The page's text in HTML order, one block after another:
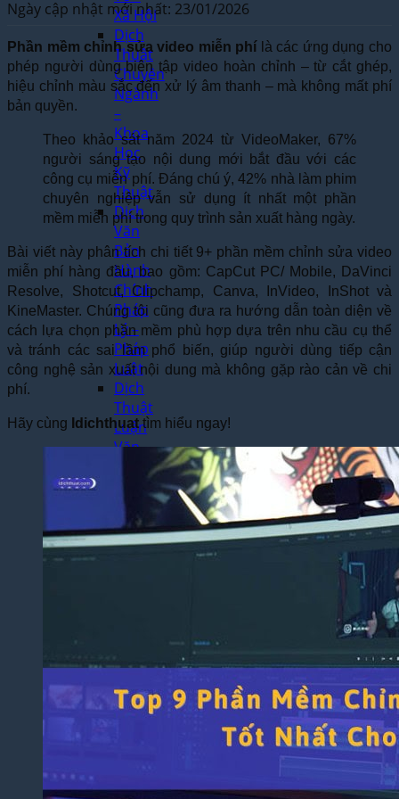
Xã Hội
Dịch
Thuật
Chuyên
Ngành
–
Khoa
Học
Kỹ
Thuật
Dịch
Văn
Bản
Hành
Chính
Pháp
Lý –
Pháp
Luật
Dịch
Thuật
Luận
Văn –
Dịch
Thuật
Toàn
Án –
Thuốc
Dịch Thuật
Chuyên
Ngày cập nhật mới nhất: 23/01/2026
Phần mềm chỉnh sửa video miễn phí là các ứng dụng cho
phép người dùng biên tập video hoàn chỉnh – từ cắt ghép,
hiệu chỉnh màu sắc đến xử lý âm thanh – mà không mất phí
bản quyền.
Theo khảo sát năm 2024 từ VideoMaker, 67%
người sáng tạo nội dung mới bắt đầu với các
công cụ miễn phí. Đáng chú ý, 42% nhà làm phim
chuyên nghiệp vẫn sử dụng ít nhất một phần
mềm miễn phí trong quy trình sản xuất hàng ngày.
Bài viết này phân tích chi tiết 9+ phần mềm chỉnh sửa video
miễn phí hàng đầu, bao gồm: CapCut PC/ Mobile, DaVinci
Resolve, Shotcut, Clipchamp, Canva, InVideo, InShot và
KineMaster. Chúng tôi cũng đưa ra hướng dẫn toàn diện về
cách lựa chọn phần mềm phù hợp dựa trên nhu cầu cụ thể
và tránh các sai lầm phổ biến, giúp người dùng tiếp cận
công nghệ sản xuất nội dung mà không gặp rào cản về chi
phí.
Hãy cùng Idichthuattìm hiểu ngay!